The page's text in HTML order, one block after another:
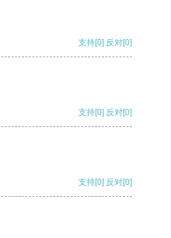
支持[0] 反对[0]
支持[0] 反对[0]
支持[0] 反对[0]